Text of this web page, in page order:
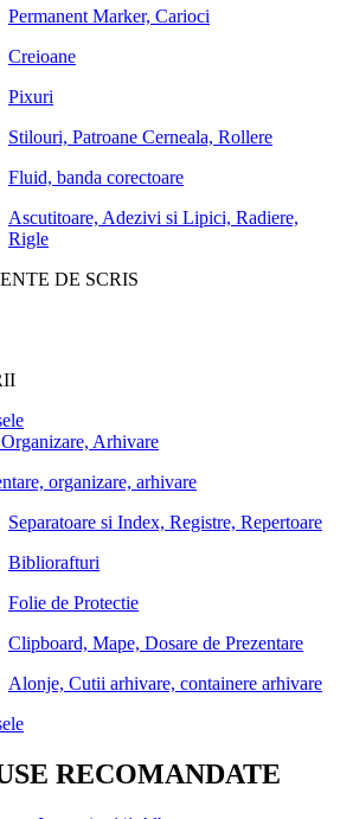
Permanent Marker, Carioci
Creioane
Pixuri
Stilouri, Patroane Cerneala, Rollere
Fluid, banda corectoare
Ascutitoare, Adezivi si Lipici, Radiere,
Rigle
DE SCRIS
Arhivare
organizare, arhivare
Separatoare si Index, Registre, Repertoare
Bibliorafturi
Folie de Protectie
Clipboard, Mape, Dosare de Prezentare
Alonje, Cutii arhivare, containere arhivare
RECOMANDATE